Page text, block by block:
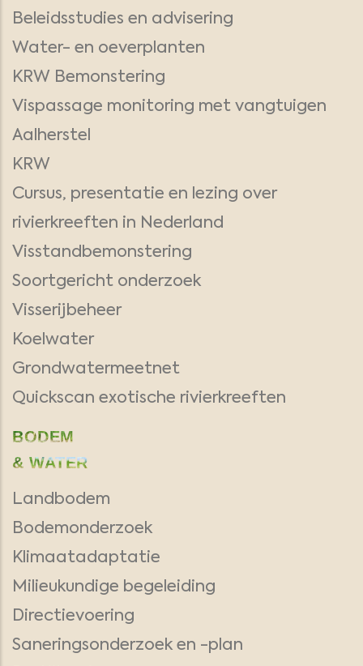
Beleidsstudies en advisering
Water- en oeverplanten
KRW Bemonstering
Vispassage monitoring met vangtuigen
Aalherstel
KRW
Cursus, presentatie en lezing over
rivierkreeften in Nederland
Visstandbemonstering
Soortgericht onderzoek
Visserijbeheer
Koelwater
Grondwatermeetnet
Quickscan exotische rivierkreeften
BODEM
& WATER
Landbodem
Bodemonderzoek
Klimaatadaptatie
Milieukundige begeleiding
Directievoering
Saneringsonderzoek en -plan